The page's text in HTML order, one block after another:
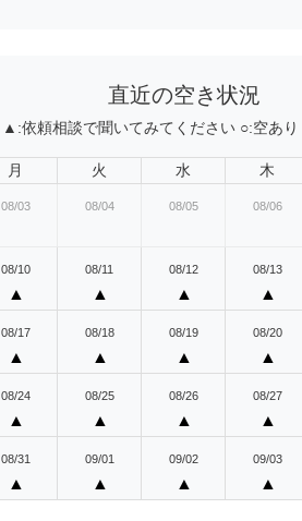
直近の空き状況
▲:依頼相談で聞いてみてください ○:空あり
月 火 水 木
08/03 08/04 08/05 08/06
08/10
▲
08/11
▲
08/12
▲
08/13
▲
08/17
▲
08/18
▲
08/19
▲
08/20
▲
08/24
▲
08/25
▲
08/26
▲
08/27
▲
08/31
▲
09/01
▲
09/02
▲
09/03
▲